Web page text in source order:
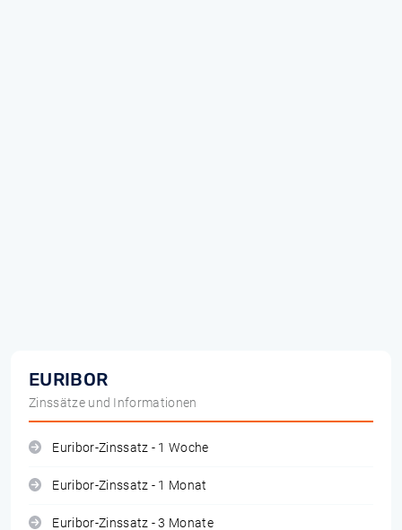
EURIBOR
Zinssätze und Informationen
Euribor-Zinssatz - 1 Woche
Euribor-Zinssatz - 1 Monat
Euribor-Zinssatz - 3 Monate